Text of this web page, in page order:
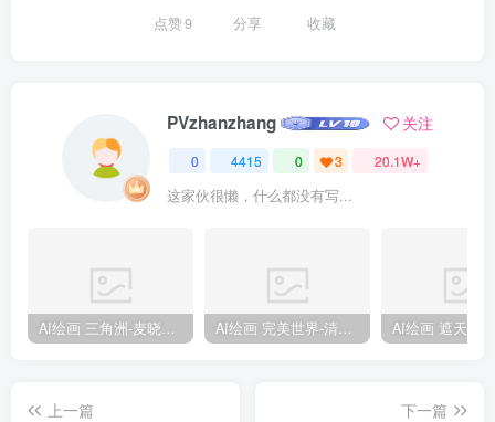
点赞9 分享 收藏
PVzhanzhang 关注
0 4415 0 3 20.1W+
这家伙很懒，什么都没有写...
AI绘画 三角洲-麦晓雯 [15P] [57M] AI绘画 完美世界-清漪 [86P] [1173M]
上一篇
下一篇